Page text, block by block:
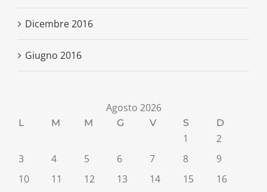
Dicembre 2016
Giugno 2016
Agosto 2026
L M M G V S D
1
2
3
4 5 6 7 8
9
10
11 12 13 14 15
16